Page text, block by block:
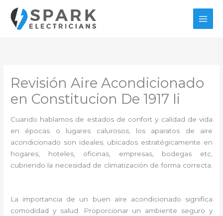
contenido
Revisión Aire Acondicionado
en Constitucion De 1917 Ii
Cuando hablamos de estados de confort y calidad de vida
en épocas o lugares calurosos, los aparatos de aire
acondicionado son ideales; ubicados estratégicamente en
hogares, hoteles, oficinas, empresas, bodegas etc,
cubriendo la necesidad de climatización de forma correcta.
La importancia de un buen aire acondicionado significa
comodidad y salud. Proporcionar un ambiente seguro y